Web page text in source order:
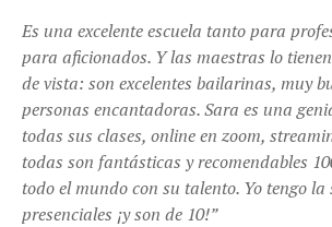
Es una excelente escuela tanto para
para aficionados. Y las maestras lo
de vista: son excelentes bailarinas, muy
personas encantadoras. Sara es una
todas sus clases, online en zoom,
todas son fantásticas y recomendables
todo el mundo con su talento. Yo tengo
presenciales ¡y son de 10!”